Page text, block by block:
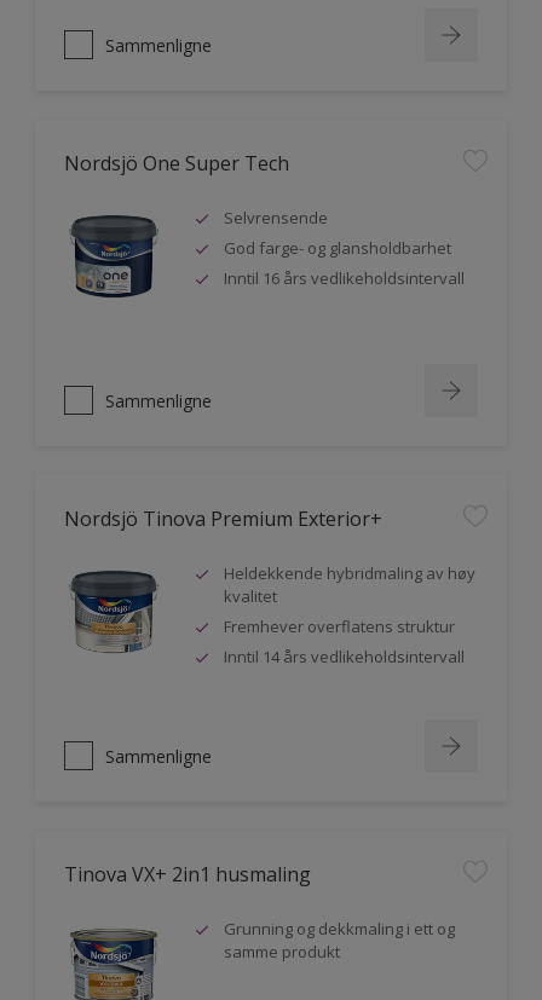
Sammenligne
Nordsjö One Super Tech
Selvrensende
God farge- og glansholdbarhet
Inntil 16 års vedlikeholdsintervall
Sammenligne
Nordsjö Tinova Premium Exterior+
Heldekkende hybridmaling av høy
kvalitet
Fremhever overflatens struktur
Inntil 14 års vedlikeholdsintervall
Sammenligne
Tinova VX+ 2in1 husmaling
Grunning og dekkmaling i ett og
samme produkt